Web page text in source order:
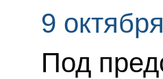
9
Под